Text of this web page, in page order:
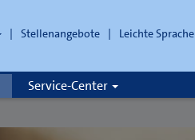
Stellenangebote Leichte Sprache
Service-Center